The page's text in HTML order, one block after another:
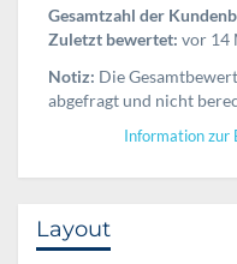
Gesamtzahl der
Zuletzt bewertet: vor 14
Notiz: Die
abgefragt und nicht
Information zur
Layout